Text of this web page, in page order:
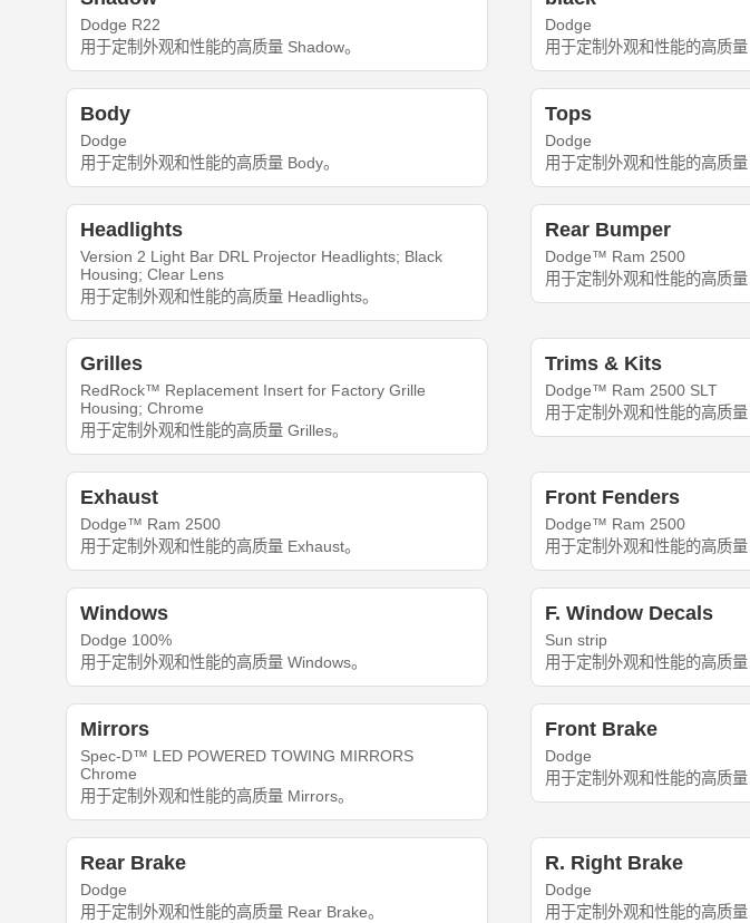
Dodge R22
用于定制外观和性能的高质量 Shadow。
Dodge
用于定制外观和性能的高质量
Body
Dodge
用于定制外观和性能的高质量 Body。
Tops
Dodge
用于定制外观和性能的高质量
Headlights
Version 2 Light Bar DRL Projector Headlights; Black
Housing; Clear Lens
用于定制外观和性能的高质量 Headlights。
Rear Bumper
Dodge™ Ram 2500
用于定制外观和性能的高质量
Grilles
RedRock™ Replacement Insert for Factory Grille
Housing; Chrome
用于定制外观和性能的高质量 Grilles。
Trims & Kits
Dodge™ Ram 2500 SLT
用于定制外观和性能的高质量
Exhaust
Dodge™ Ram 2500
用于定制外观和性能的高质量 Exhaust。
Front Fenders
Dodge™ Ram 2500
用于定制外观和性能的高质
Windows
Dodge 100%
用于定制外观和性能的高质量 Windows。
F. Window Decals
Sun strip
用于定制外观和性能的高质量
Mirrors
Spec-D™ LED POWERED TOWING MIRRORS
Chrome
用于定制外观和性能的高质量 Mirrors。
Front Brake
Dodge
用于定制外观和性能的高质量
Rear Brake
Dodge
用于定制外观和性能的高质量 Rear Brake。
R. Right Brake
Dodge
用于定制外观和性能的高质量